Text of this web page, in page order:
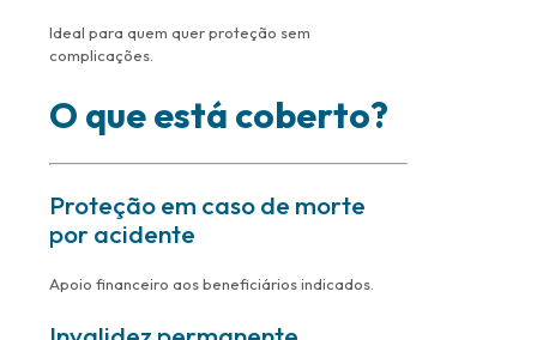
Ideal para quem quer proteção sem
complicações.
O que está coberto?
Proteção em caso de morte
por acidente
Apoio financeiro aos beneficiários indicados.